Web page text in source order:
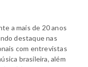
a mais de 20 anos
destaque nas
com entrevistas
brasileira, além